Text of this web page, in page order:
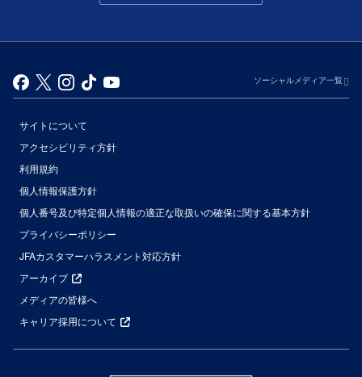
ソーシャルメディア一覧
サイトについて
アクセシビリティ方針
利用規約
個人情報保護方針
個人番号及び特定個人情報の適正な取扱いの確保に関する基本方針
プライバシーポリシー
JFAカスタマーハラスメント対応方針
アーカイブ
メディアの皆様へ
キャリア採用について